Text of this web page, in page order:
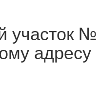
участок №
адресу